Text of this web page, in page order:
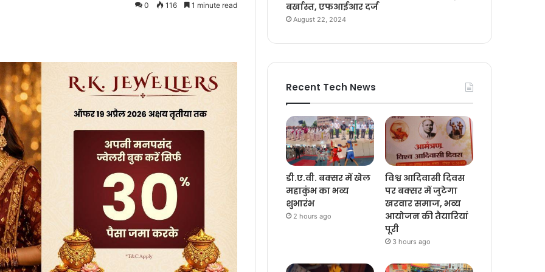
0 116 1 minute read
बर्खास्त, एफआईआर दर्ज
August 22, 2024
Recent Tech News
डी.ए.वी. बक्सर में खेल
महाकुंभ का भव्य
शुभारंभ
2 hours ago
विश्व आदिवासी दिवस
पर बक्सर में जुटेगा
खरवार समाज, भव्य
आयोजन की तैयारियां
पूरी
3 hours ago